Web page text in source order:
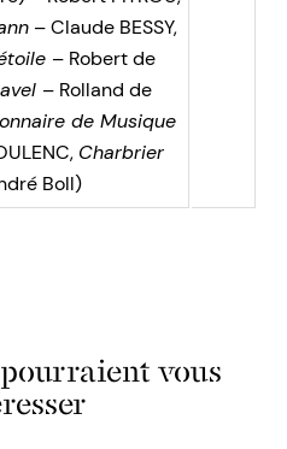
– Claude BESSY,
– Robert de
– Rolland de
de Musique
Charbrier
Boll)
vous